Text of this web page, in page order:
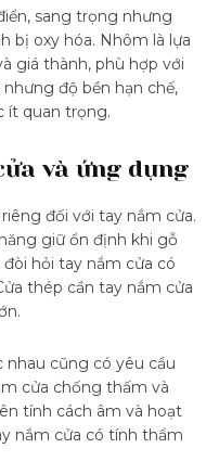
sang trọng nhưng
bị oxy hóa. Nhôm là lựa
giá thành, phù hợp với
độ bền hạn chế,
ít quan trọng.
và ứng dụng
đối với tay nắm cửa.
giữ ổn định khi gỗ
hỏi tay nắm cửa có
thép cần tay nắm cửa
cũng có yêu cầu
cửa chống thấm và
tính cách âm và hoạt
nắm cửa có tính thẩm